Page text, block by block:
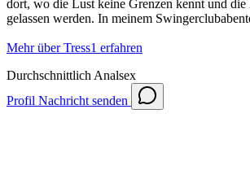
dort, wo die Lust keine Grenzen kennt und die
gelassen werden. In meinem
Mehr über Tress1 erfahren
Durchschnittlich Analsex
Profil Nachricht senden